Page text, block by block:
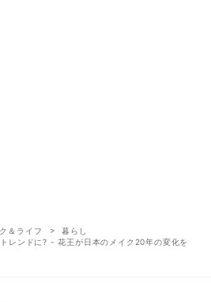
＆ライフ
暮らし
レンドに? - 花王が日本のメイク20年の変化を